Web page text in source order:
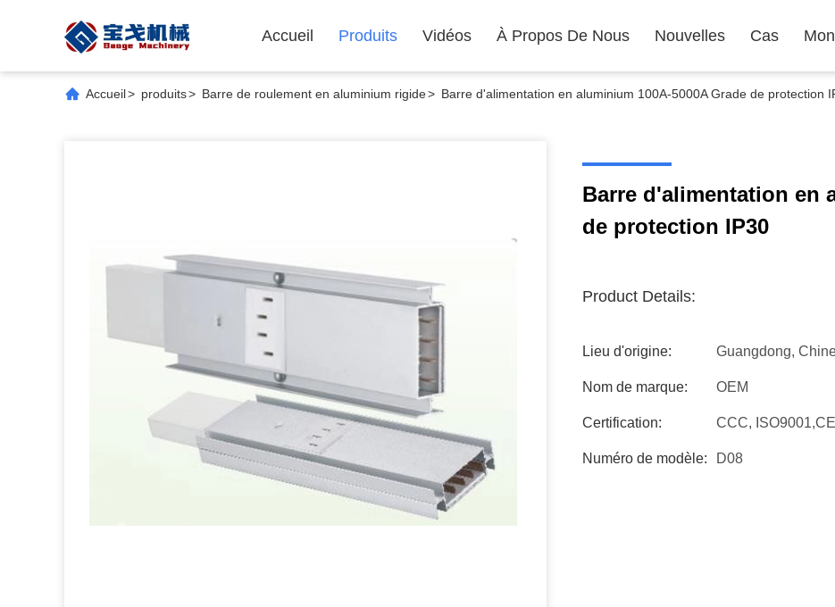
Accueil Produits Vidéos À Propos De Nous Nouvelles Cas
Accueil> produits> Barre de roulement en aluminium rigide> Barre d'alimentation en aluminium 100A-5000A Grade de protection
Barre d'alimentation en
de protection IP30
Product Details:
Lieu d'origine: Guangdong,
Nom de marque: OEM
Certification: CCC, ISO9001,CE
Numéro de modèle: D08